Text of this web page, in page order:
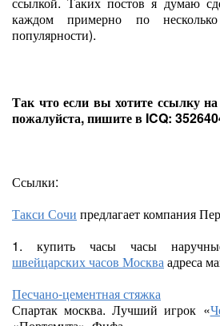
каждом примерно по
популярности).
Так что если вы хотите ссылку
пожалуйста, пишите в ICQ:
Ссылки:
Такси Сочи предлагает компания
1. купить часы часы
швейцарских часов Москваадреса
Песчано-цементная стяжка
Спартак москва. Лучший игрок «